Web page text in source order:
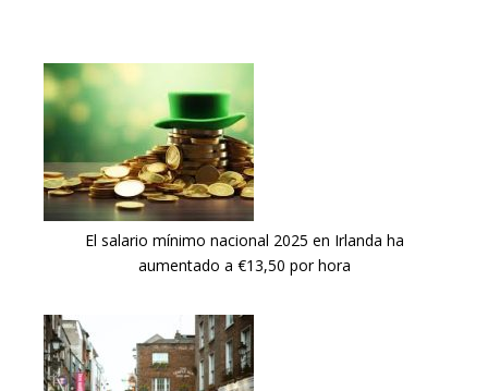
El salario mínimo nacional 2025 en Irlanda ha
aumentado a €13,50 por hora